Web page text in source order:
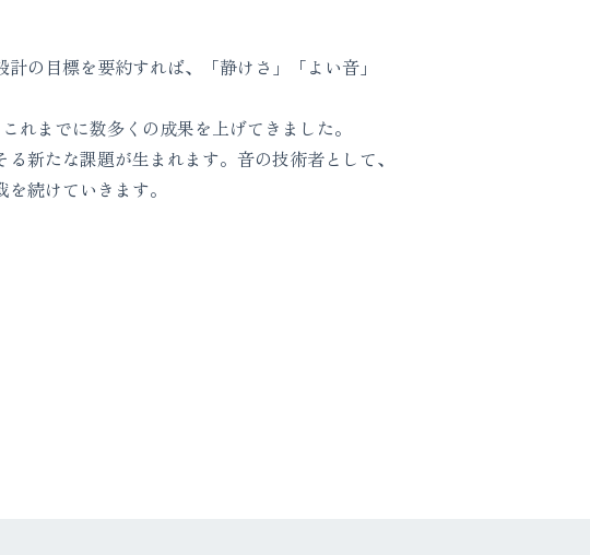
の目標を要約すれば、「静けさ」「よい音」
れまでに数多くの成果を上げてきました。
新たな課題が生まれます。音の技術者として、
続けていきます。